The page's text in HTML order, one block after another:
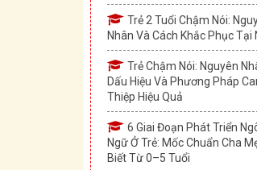
Trẻ 2 Tuổi Chậm Nói:
Nhân Và Cách Khắc Phục Tại
Trẻ Chậm Nói: Nguyên
Dấu Hiệu Và Phương Pháp
Thiệp Hiệu Quả
6 Giai Đoạn Phát Triển
Ngữ Ở Trẻ: Mốc Chuẩn Cha
Biết Từ 0–5 Tuổi